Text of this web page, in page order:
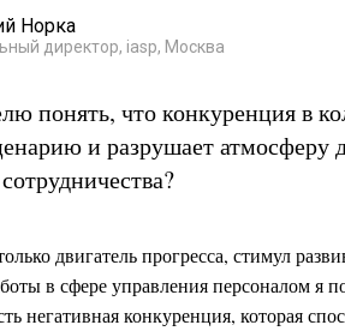
Норка
директор, iasp, Москва
понять, что конкуренция в
и разрушает атмосферу
двигатель прогресса, стимул
в сфере управления персоналом я
негативная конкуренция, которая